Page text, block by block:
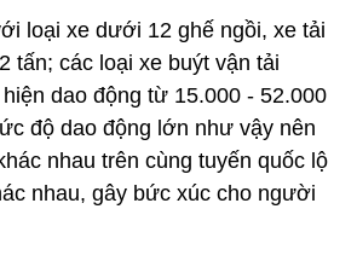
loại xe dưới 12 ghế ngồi, xe tải
tấn; các loại xe buýt vận tải
dao động từ 15.000 - 52.000
độ dao động lớn như vậy nên
nhau trên cùng tuyến quốc lộ
nhau, gây bức xúc cho người